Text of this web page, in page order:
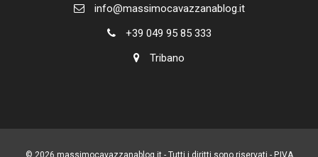
info@massimocavazzanablog.it
+39 049 95 85 333
Tribano